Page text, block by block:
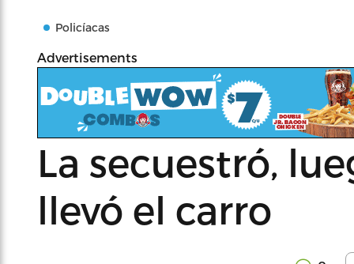
Policíacas
Advertisements
La secuestró,
llevó el carro